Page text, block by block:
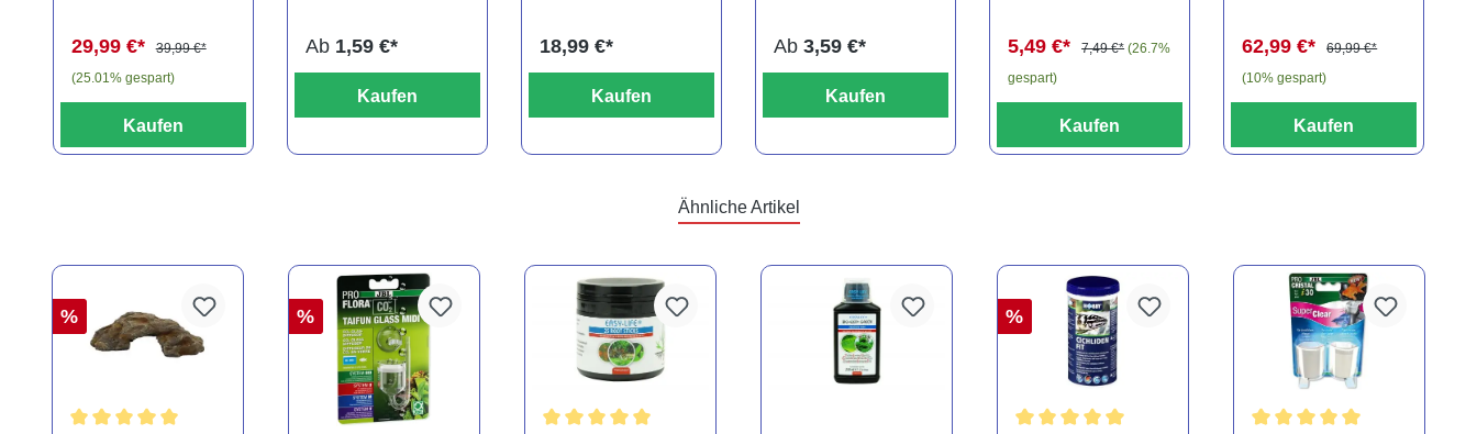
29,99 €*
39,99 €*
(25.01% gespart)
Kaufen
Ab 1,59 €*
Kaufen
18,99 €*
Kaufen
Ab 3,59 €*
Kaufen
5,49 €*
7,49 €* (26.7%
gespart)
Kaufen
62,99 €*
69,99 €*
(10% gespart)
Kaufen
Ähnliche Artikel
% % %